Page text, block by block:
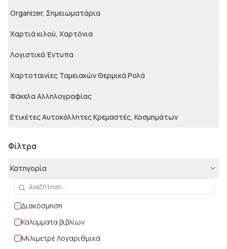
Organizer, Σημειωματάρια
Χαρτιά κιλού, Χαρτόνια
Λογιστικά Έντυπα
Χαρτοταινίες Ταμειακών Θερμικά Ρολά
Φάκελα Αλληλογραφίας
Ετικέτες Αυτοκόλλητες Κρεμαστές, Κοσμημάτων
Φίλτρα
Κατηγορία
Διακόσμηση
Καλύμματα βιβλίων
Μιλιμετρέ Λογαριθμικά